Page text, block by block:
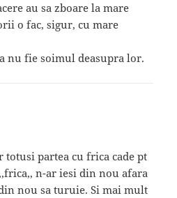
au sa zboare la mare
o fac, sigur, cu mare
nu fie soimul deasupra lor.
totusi partea cu frica cade pt
n-ar iesi din nou afara
nou sa turuie. Si mai mult